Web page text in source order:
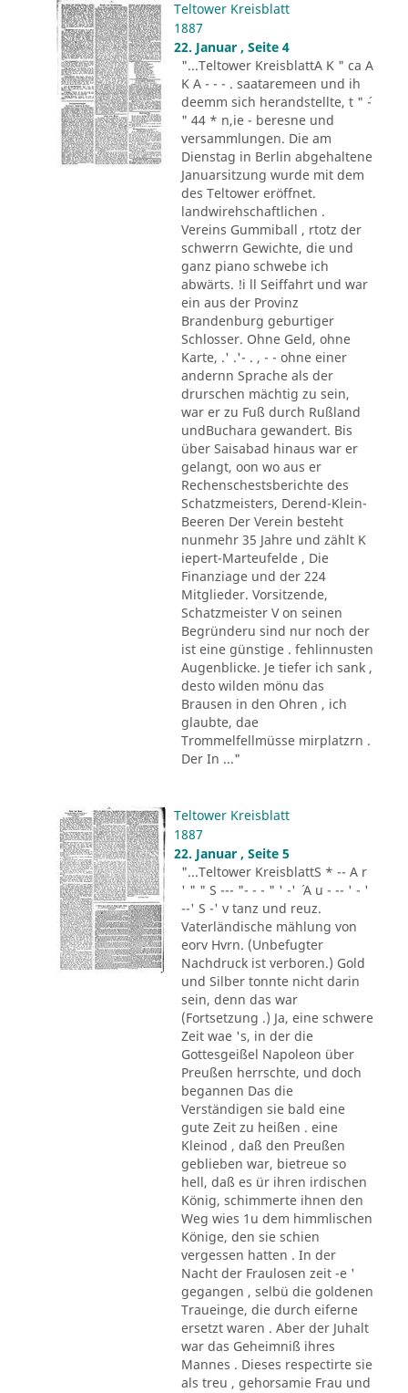
Teltower Kreisblatt
1887
22. Januar , Seite 4
"...Teltower KreisblattA K " ca A
K A - - - . saataremeen und ih
deemm sich herandstellte, t " ´-
" 44 * n,ie - beresne und
versammlungen. Die am
Dienstag in Berlin abgehaltene
Januarsitzung wurde mit dem
des Teltower eröffnet.
landwirehschaftlichen .
Vereins Gummiball , rtotz der
schwerrn Gewichte, die und
ganz piano schwebe ich
abwärts. !i ll Seiffahrt und war
ein aus der Provinz
Brandenburg geburtiger
Schlosser. Ohne Geld, ohne
Karte, .' .'- . , - - ohne einer
andernn Sprache als der
drurschen mächtig zu sein,
war er zu Fuß durch Rußland
undBuchara gewandert. Bis
über Saisabad hinaus war er
gelangt, oon wo aus er
Rechenschestsberichte des
Schatzmeisters, Derend-Klein-
Beeren Der Verein besteht
nunmehr 35 Jahre und zählt K
iepert-Marteufelde , Die
Finanziage und der 224
Mitglieder. Vorsitzende,
Schatzmeister V on seinen
Begründeru sind nur noch der
ist eine günstige . fehlinnusten
Augenblicke. Je tiefer ich sank ,
desto wilden mönu das
Brausen in den Ohren , ich
glaubte, dae
Trommelfellmüsse mirplatzrn .
Der In ..."
Teltower Kreisblatt
1887
22. Januar , Seite 5
"...Teltower KreisblattS * -- A r
' " " S --- "- - - " ' -' ´ A u - -- ' - '
--' S -' v tanz und reuz.
Vaterländische mählung von
eorv Hvrn. (Unbefugter
Nachdruck ist verboren.) Gold
und Silber tonnte nicht darin
sein, denn das war
(Fortsetzung .) Ja, eine schwere
Zeit wae 's, in der die
Gottesgeißel Napoleon über
Preußen herrschte, und doch
begannen Das die
Verständigen sie bald eine
gute Zeit zu heißen . eine
Kleinod , daß den Preußen
geblieben war, bietreue so
hell, daß es ür ihren irdischen
König, schimmerte ihnen den
Weg wies 1u dem himmlischen
Könige, den sie schien
vergessen hatten . In der
Nacht der Fraulosen zeit -e '
gegangen , selbü die goldenen
Traueinge, die durch eiferne
ersetzt waren . Aber der Juhalt
war das Geheimniß ihres
Mannes . Dieses respectirte sie
als treu , gehorsamie Frau und